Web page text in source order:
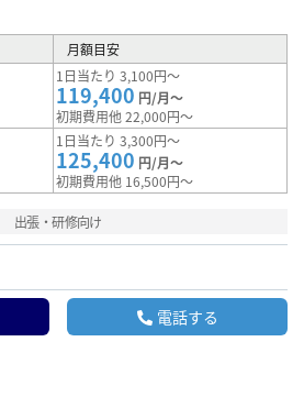
月額目安
1日当たり 3,100円～
119,400 円/月～
初期費用他 22,000円～
1日当たり 3,300円～
125,400 円/月～
初期費用他 16,500円～
出張・研修向け
電話する